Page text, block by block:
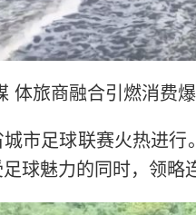
体旅商融合引燃消费
市足球联赛火热进行
球魅力的同时，领略